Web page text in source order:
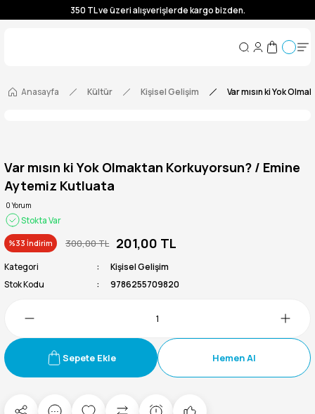
350 TL ve üzeri alışverişlerde kargo bizden.
350 TL ve üzeri alışverişlerde kargo bizden.
Anasayfa
Kültür Kişisel Gelişim Var mısın ki Yok
Var mısın ki Yok Olmaktan Korkuyorsun? / Emine
Aytemiz Kutluata
0 Yorum
Stokta Var
%33 İndirim 300,00 TL 201,00 TL
Kategori
Kişisel Gelişim
Stok Kodu
9786255709820
Sepete Ekle Hemen Al